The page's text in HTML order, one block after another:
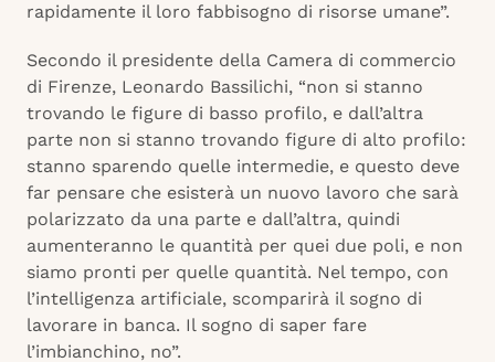
rapidamente il loro fabbisogno di risorse umane”.
Secondo il presidente della Camera di commercio
di Firenze, Leonardo Bassilichi, “non si stanno
trovando le figure di basso profilo, e dall’altra
parte non si stanno trovando figure di alto profilo:
stanno sparendo quelle intermedie, e questo deve
far pensare che esisterà un nuovo lavoro che sarà
polarizzato da una parte e dall’altra, quindi
aumenteranno le quantità per quei due poli, e non
siamo pronti per quelle quantità. Nel tempo, con
l’intelligenza artificiale, scomparirà il sogno di
lavorare in banca. Il sogno di saper fare
l’imbianchino, no”.